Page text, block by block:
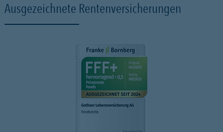
Ausgezeichnete Rentenversicherungen